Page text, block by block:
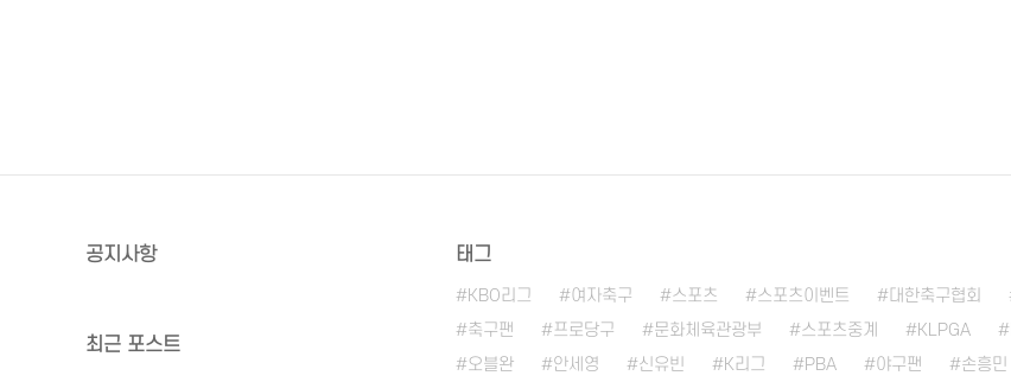
공지사항
최근 포스트
태그
KBO리그 여자축구 스포츠 스포츠이벤트 대한축구협회
축구팬
프로당구 문화체육관광부 스포츠중계 KLPGA
오블완
안세영 신유빈 K리그 PBA 야구팬 손흥민